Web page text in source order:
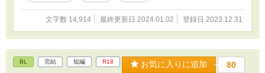
文字数 14,914 最終更新日 2024.01.02 登録日 2023.12.31
BL 完結 短編 R18 お気に入りに追加 80